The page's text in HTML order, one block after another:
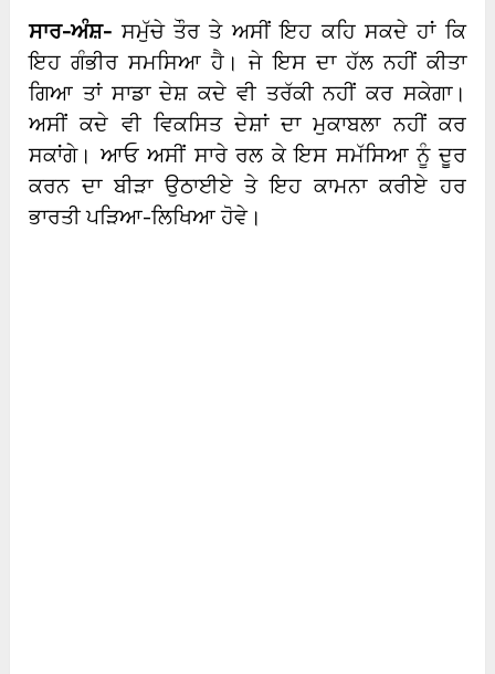
ਸਾਰ-ਅੰਸ਼- ਸਮੁੱਚੇ ਤੌਰ ਤੇ ਅਸੀਂ ਇਹ ਕਹਿ ਸਕਦੇ ਹਾਂ ਕਿ
ਇਹ ਗੰਭੀਰ ਸਮਸਿਆ ਹੈ। ਜੇ ਇਸ ਦਾ ਹੱਲ ਨਹੀਂ ਕੀਤਾ
ਗਿਆ ਤਾਂ ਸਾਡਾ ਦੇਸ਼ ਕਦੇ ਵੀ ਤਰੱਕੀ ਨਹੀਂ ਕਰ ਸਕੇਗਾ।
ਅਸੀਂ ਕਦੇ ਵੀ ਵਿਕਸਿਤ ਦੇਸ਼ਾਂ ਦਾ ਮੁਕਾਬਲਾ ਨਹੀਂ ਕਰ
ਸਕਾਂਗੇ। ਆਓ ਅਸੀਂ ਸਾਰੇ ਰਲ ਕੇ ਇਸ ਸਮੱਸਿਆ ਨੂੰ ਦੂਰ
ਕਰਨ ਦਾ ਬੀੜਾ ਉਠਾਈਏ ਤੇ ਇਹ ਕਾਮਨਾ ਕਰੀਏ ਹਰ
ਭਾਰਤੀ ਪੜਿਆ-ਲਿਖਿਆ ਹੋਵੇ।